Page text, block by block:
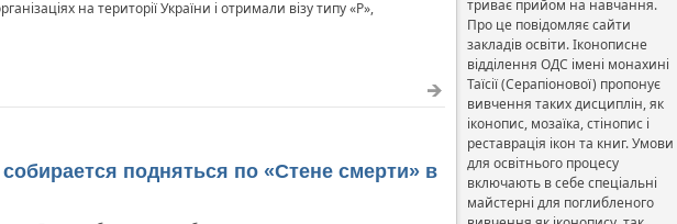
на території України і отримали візу типу «Р»,
подняться по «Стене смерти» в
триває прийом на навчання.
Про це повідомляє сайти
закладів освіти. Іконописне
відділення ОДС імені монахині
Таїсії (Серапіонової) пропонує
вивчення таких дисциплін, як
іконопис, мозаїка, стінопис і
реставрація ікон та книг. Умови
для освітнього процесу
включають в себе спеціальні
майстерні для поглибленого